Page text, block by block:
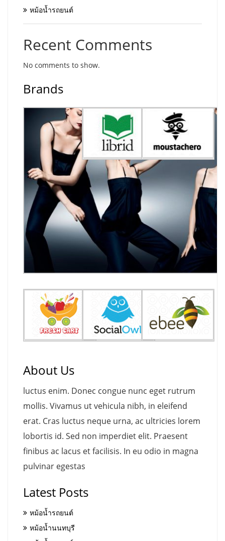
หม้อน้ำรถยนต์
Recent Comments
No comments to show.
Brands
About Us
luctus enim. Donec congue nunc eget rutrum
mollis. Vivamus ut vehicula nibh, in eleifend
erat. Cras luctus neque urna, ac ultricies lorem
lobortis id. Sed non imperdiet elit. Praesent
finibus ac lacus et facilisis. In eu odio in magna
pulvinar egestas
Latest Posts
หม้อน้ำรถยนต์
หม้อน้ำนนทบุรี